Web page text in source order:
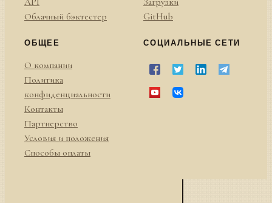
Облачный бэктестер
GitHub
ОБЩЕЕ
О компании
Политика
конфиденциальности
Контакты
Партнерство
Условия и положения
Способы оплаты
СОЦИАЛЬНЫЕ СЕТИ